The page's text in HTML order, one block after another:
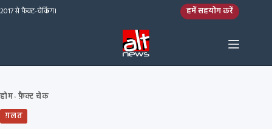
Skip to content
2017 से फ़ैक्ट-चेकिंग। हमें सहयोग करें
होम› फ़ैक्ट चेक
ग़लत